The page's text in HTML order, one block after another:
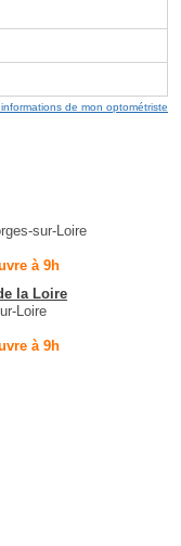
de mon optométriste
sur-Loire
à 9h
la Loire
Loire
à 9h